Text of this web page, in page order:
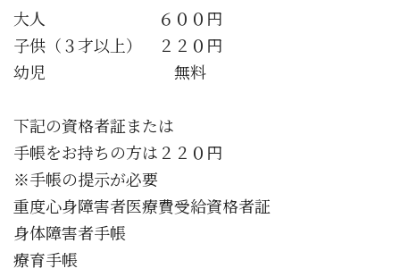
大人 ６００円
子供（３才以上） ２２０円
幼児 無料
下記の資格者証または
手帳をお持ちの方は２２０円
※手帳の提示が必要
重度心身障害者医療費受給資格者証
身体障害者手帳
療育手帳